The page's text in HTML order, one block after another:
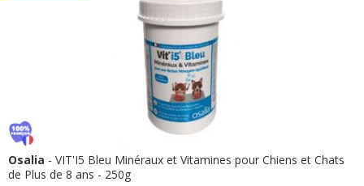
Osalia - VIT'I5 Bleu Minéraux et Vitamines pour Chiens et Chats
de Plus de 8 ans - 250g